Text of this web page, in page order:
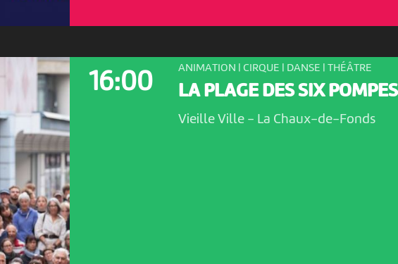
16:00 ANIMATION | CIRQUE | DANSE | THÉÂTRE
LA PLAGE DES SIX POMPES
Vieille Ville - La Chaux-de-Fonds